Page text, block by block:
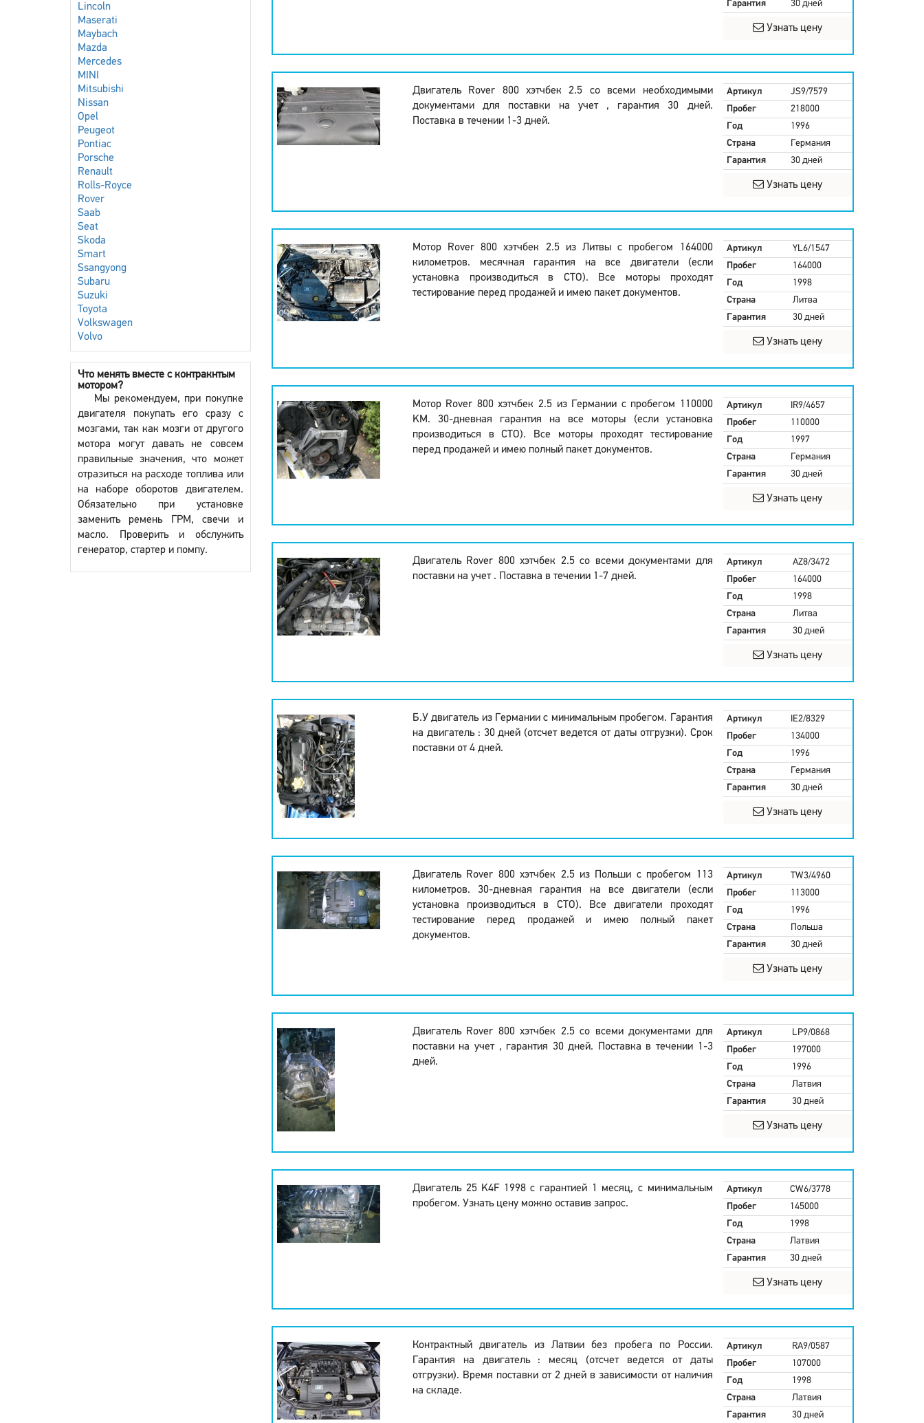
Lincoln
Maserati
Maybach
Mazda
Mercedes
MINI
Mitsubishi
Nissan
Opel
Peugeot
Pontiac
Porsche
Renault
Rolls-Royce
Rover
Saab
Seat
Skoda
Smart
Ssangyong
Subaru
Suzuki
Toyota
Volkswagen
Volvo
Что менять вместе с контракнтым
мотором?
Мы рекомендуем, при покупке
двигателя покупать его сразу с
мозгами, так как мозги от другого
мотора могут давать не совсем
правильные значения, что может
отразиться на расходе топлива или
на наборе оборотов двигателем.
Обязательно при установке
заменить ремень ГРМ, свечи и
масло. Проверить и обслужить
генератор, стартер и помпу.
Гарантия
30 дней
Узнать цену
Двигатель Rover 800 хэтчбек 2.5 со всеми необходимыми
документами для поставки на учет , гарантия 30 дней.
Поставка в течении 1-3 дней.
Артикул
JS9/7579
Пробег
218000
Год
1996
Страна
Германия
Гарантия
30 дней
Узнать цену
Мотор Rover 800 хэтчбек 2.5 из Литвы с пробегом 164000
километров. месячная гарантия на все двигатели (если
установка производиться в СТО). Все моторы проходят
тестирование перед продажей и имею пакет документов.
Артикул
YL6/1547
Пробег
164000
Год
1998
Страна
Литва
Гарантия
30 дней
Узнать цену
Мотор Rover 800 хэтчбек 2.5 из Германии с пробегом 110000
KM. 30-дневная гарантия на все моторы (если установка
производиться в СТО). Все моторы проходят тестирование
перед продажей и имею полный пакет документов.
Артикул
IR9/4657
Пробег
110000
Год
1997
Страна
Германия
Гарантия
30 дней
Узнать цену
Двигатель Rover 800 хэтчбек 2.5 со всеми документами для
поставки на учет . Поставка в течении 1-7 дней.
Артикул
AZ8/3472
Пробег
164000
Год
1998
Страна
Литва
Гарантия
30 дней
Узнать цену
Б.У двигатель из Германии с минимальным пробегом. Гарантия
на двигатель : 30 дней (отсчет ведется от даты отгрузки). Срок
поставки от 4 дней.
Артикул
IE2/8329
Пробег
134000
Год
1996
Страна
Германия
Гарантия
30 дней
Узнать цену
Двигатель Rover 800 хэтчбек 2.5 из Польши с пробегом 113
километров. 30-дневная гарантия на все двигатели (если
установка производиться в СТО). Все двигатели проходят
тестирование перед продажей и имею полный пакет
документов.
Артикул
TW3/4960
Пробег
113000
Год
1996
Страна
Польша
Гарантия
30 дней
Узнать цену
Двигатель Rover 800 хэтчбек 2.5 со всеми документами для
поставки на учет , гарантия 30 дней. Поставка в течении 1-3
дней.
Артикул
LP9/0868
Пробег
197000
Год
1996
Страна
Латвия
Гарантия
30 дней
Узнать цену
Двигатель 25 K4F 1998 с гарантией 1 месяц, с минимальным
пробегом. Узнать цену можно оставив запрос.
Артикул
CW6/3778
Пробег
145000
Год
1998
Страна
Латвия
Гарантия
30 дней
Узнать цену
Контрактный двигатель из Латвии без пробега по России.
Гарантия на двигатель : месяц (отсчет ведется от даты
отгрузки). Время поставки от 2 дней в зависимости от наличия
на складе.
Артикул
RA9/0587
Пробег
107000
Год
1998
Страна
Латвия
Гарантия
30 дней